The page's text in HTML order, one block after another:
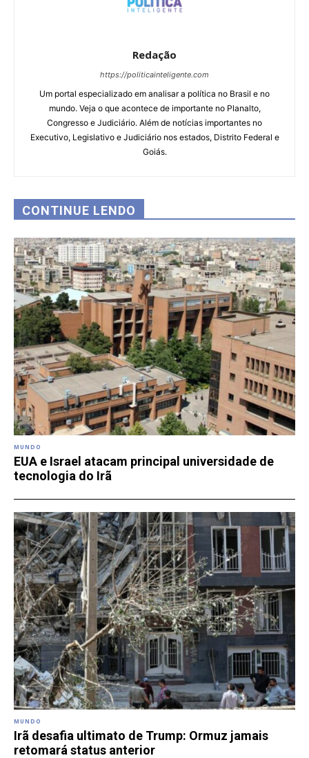
Redação
https://politicainteligente.com
Um portal especializado em analisar a política no Brasil e no
mundo. Veja o que acontece de importante no Planalto,
Congresso e Judiciário. Além de notícias importantes no
Executivo, Legislativo e Judiciário nos estados, Distrito Federal e
Goiás.
CONTINUE LENDO
MUNDO
EUA e Israel atacam principal universidade de
tecnologia do Irã
MUNDO
Irã desafia ultimato de Trump: Ormuz jamais
retomará status anterior